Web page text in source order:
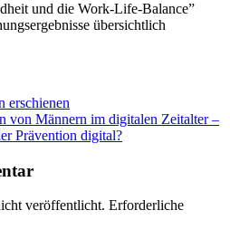
und die Work-Life-Balance”
übersichtlich
erschienen
von Männern im digitalen Zeitalter –
Prävention digital?
veröffentlicht. Erforderliche